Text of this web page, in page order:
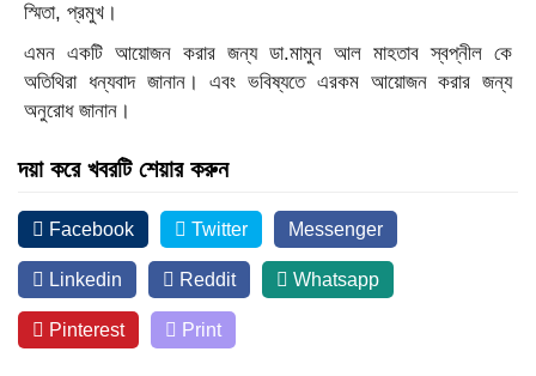
স্মিতা, প্রমুখ।
এমন একটি আয়োজন করার জন্য ডা.মামুন আল মাহতাব স্বপ্নীল কে
অতিথিরা ধন্যবাদ জানান। এবং ভবিষ্যতে এরকম আয়োজন করার জন্য
অনুরোধ জানান।
দয়া করে খবরটি শেয়ার করুন
Facebook Twitter Messenger
Linkedin Reddit Whatsapp
Pinterest Print